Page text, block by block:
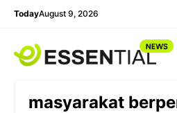
Skip
content
TodayAugust 9, 2026
masyarakat